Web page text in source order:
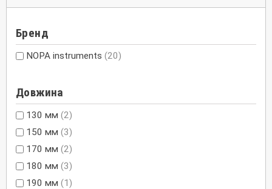
Бренд
NOPA instruments (20)
Довжина
130 мм (2)
150 мм (3)
170 мм (2)
180 мм (3)
190 мм (1)